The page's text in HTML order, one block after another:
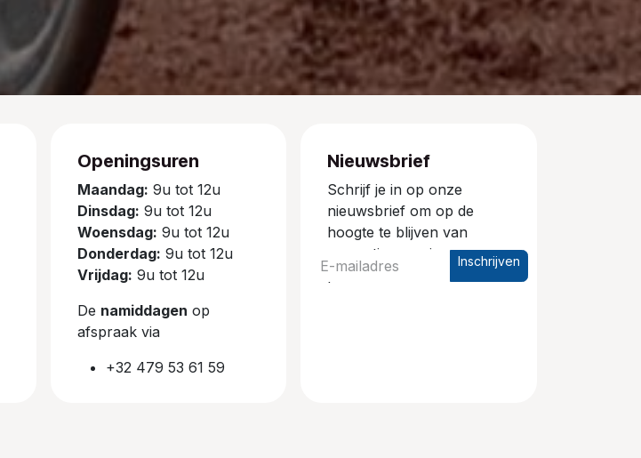
Openingsuren
Maandag: 9u tot 12u
Dinsdag: 9u tot 12u
Woensdag: 9u tot 12u
Donderdag: 9u tot 12u
Vrijdag: 9u tot 12u
De namiddagen op
afspraak via
+32 479 53 61 59
Nieuwsbrief
Schrijf je in op onze
nieuwsbrief om op de
hoogte te blijven van
promoties en nieuwe
producten.
Inschrijven